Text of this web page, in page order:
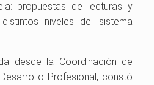
propuestas de lecturas y
niveles del sistema
desde la Coordinación de
Profesional, constó